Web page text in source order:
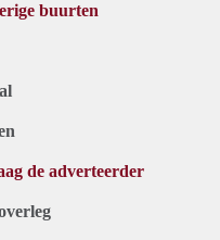
buurten
de adverteerder